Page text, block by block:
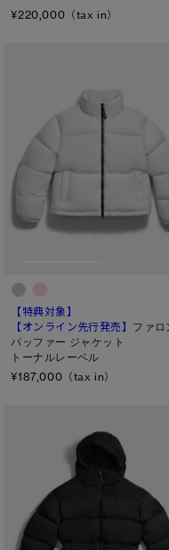
¥220,000（tax in）
【特典対象】
【オンライン先行発売】 ファロ
パッファー ジャケット
トーナルレーベル
¥187,000（tax in）